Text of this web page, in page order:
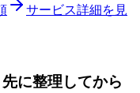
サービス詳細を見
に整理してから